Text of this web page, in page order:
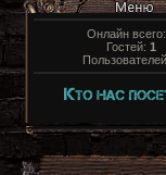
Онлайн всего:
Гостей: 1